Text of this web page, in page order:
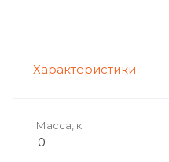
Характеристики
Масса, кг
0